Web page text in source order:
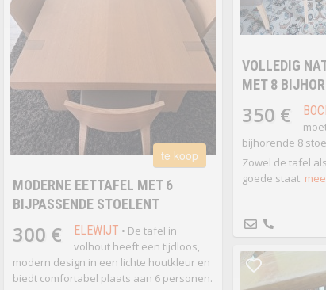
te koop
MODERNE EETTAFEL MET 6
BIJPASSENDE STOELENT
300 € ELEWIJT • De tafel in
volhout heeft een tijdloos,
modern design in een lichte houtkleur en
biedt comfortabel plaats aan 6 personen.
VOLLEDIG
MET 8
350 €
bijhorende 8
Zowel de tafel
goede staat.